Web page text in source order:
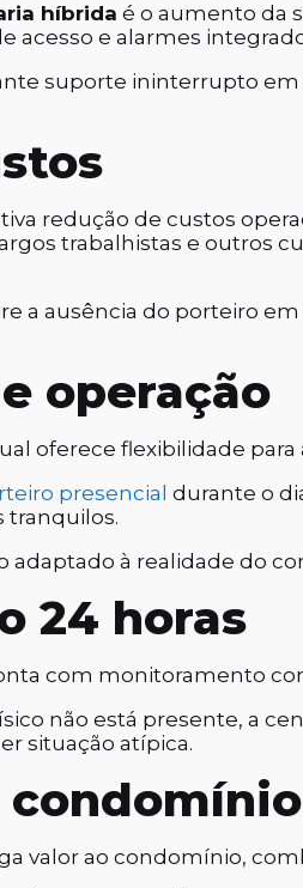
híbrida é o aumento da
e alarmes
suporte ininterrupto
redução de custos
trabalhistas e
a ausência do porteiro
operação
oferece flexibilidade
presencial durante o
adaptado à realidade do
24 horas
com monitoramento
não está presente, a
situação atípica.
condomínio
valor ao condomínio,